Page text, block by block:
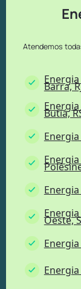
Atendemos
Barra,
Butiá,
Oeste,